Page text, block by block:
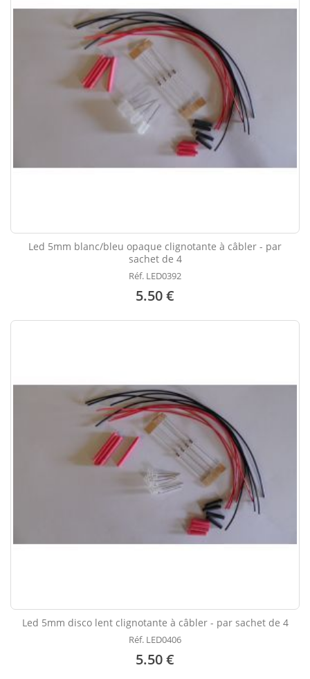
Led 5mm blanc/bleu opaque clignotante à câbler - par
sachet de 4
Réf. LED0392
5.50 €
Led 5mm disco lent clignotante à câbler - par sachet de 4
Réf. LED0406
5.50 €